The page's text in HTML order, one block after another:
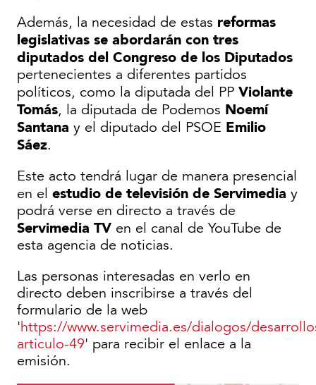
Además, la necesidad de estas reformas
legislativas se abordarán con tres
diputados del Congreso de los Diputados
pertenecientes a diferentes partidos
políticos, como la diputada del PP Violante
Tomás, la diputada de Podemos Noemí
Santana y el diputado del PSOE Emilio
Sáez.
Este acto tendrá lugar de manera presencial
en el estudio de televisión de Servimedia y
podrá verse en directo a través de
Servimedia TV en el canal de YouTube de
esta agencia de noticias.
Las personas interesadas en verlo en
directo deben inscribirse a través del
formulario de la web
'https://www.servimedia.es/dialogos/
articulo-49' para recibir el enlace a la
emisión.